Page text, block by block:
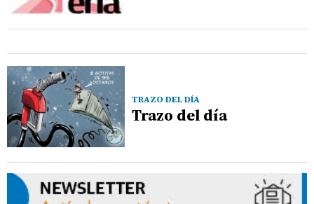
TRAZO DEL DÍA
Trazo del día